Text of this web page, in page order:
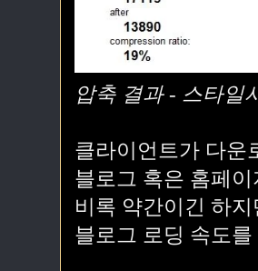
압축 결과 - 스타일
클라이언트가 다운
블로그 혹은 홈페
비록 약간이긴 하
블로그 로딩 속도